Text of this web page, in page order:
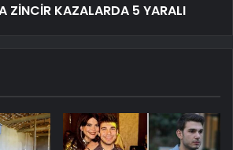
ZİNCİR KAZALARDA 5 YARALI